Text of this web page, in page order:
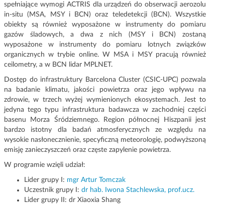
spełniające wymogi ACTRIS dla urządzeń do obserwacji aerozolu
in-situ (MSA, MSY i BCN) oraz teledetekcji (BCN). Wszystkie
obiekty są również wyposażone w instrumenty do pomiaru
gazów śladowych, a dwa z nich (MSY i BCN) zostaną
wyposażone w instrumenty do pomiaru lotnych związków
organicznych w trybie online. W MSA i MSY pracują również
ceilometry, a w BCN lidar MPLNET.
Dostęp do infrastruktury Barcelona Cluster (CSIC-UPC) pozwala
na badanie klimatu, jakości powietrza oraz jego wpływu na
zdrowie, w trzech wyżej wymienionych ekosystemach. Jest to
jedyna tego typu infrastruktura badawcza w zachodniej części
basenu Morza Śródziemnego. Region północnej Hiszpanii jest
bardzo istotny dla badań atmosferycznych ze względu na
wysokie nasłonecznienie, specyficzną meteorologię, podwyższoną
emisję zanieczyszczeń oraz częste zapylenie powietrza.
W programie wzięli udział:
Lider grupy I: mgr Artur Tomczak
Uczestnik grupy I: dr hab. Iwona Stachlewska, prof.ucz.
Lider grupy II: dr Xiaoxia Shang